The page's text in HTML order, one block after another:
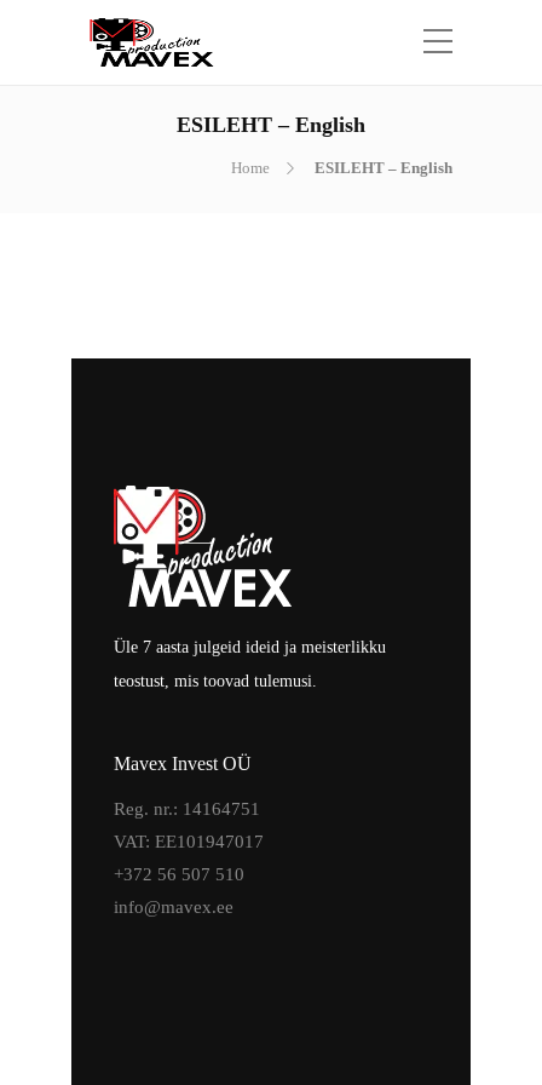
ESILEHT – English
Home ESILEHT – English
Üle 7 aasta julgeid ideid ja meisterlikku
teostust, mis toovad tulemusi.
Mavex Invest OÜ
Reg. nr.: 14164751
VAT: EE101947017
+372 56 507 510
info@mavex.ee